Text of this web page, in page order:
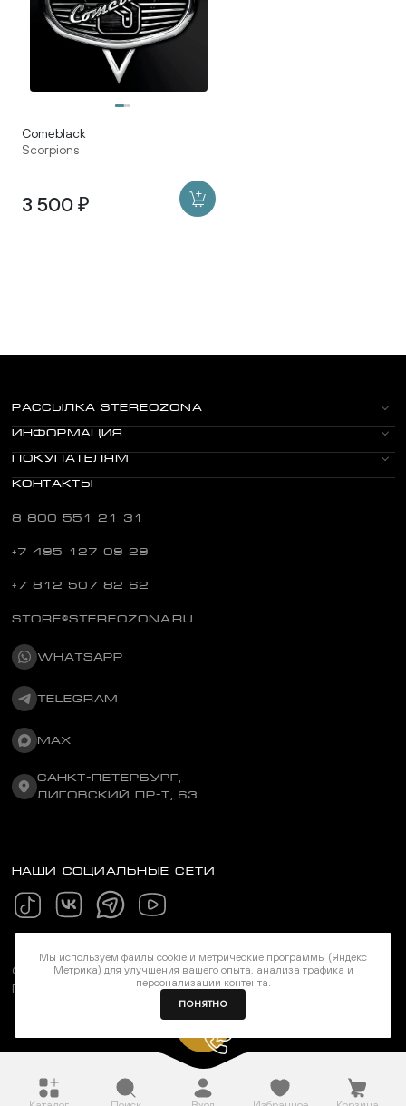
Scorpions
Comeblack
3 500 ₽
РАССЫЛКА STEREOZONA
ИНФОРМАЦИЯ
ПОКУПАТЕЛЯМ
КОНТАКТЫ
8 800 551 21 31
+7 495 127 09 29
+7 812 507 82 62
STORE@STEREOZONA.RU
WHATSAPP
TELEGRAM
MAX
САНКТ-ПЕТЕРБУРГ,
ЛИГОВСКИЙ ПР-Т, 63
НАШИ СОЦИАЛЬНЫЕ СЕТИ
©Stereozona 2026. Все права защищены
Политика конфиденциальности
Мы используем файлы cookie и метрические программы (Яндекс
Метрика) для улучшения вашего опыта, анализа трафика и
персонализации контента.
ПОНЯТНО